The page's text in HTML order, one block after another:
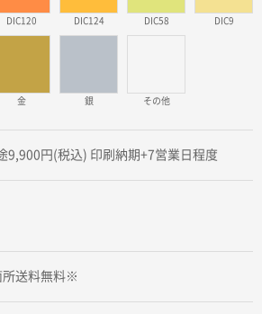
DIC120 DIC124 DIC58 DIC9
金 銀 その他
9,900円(税込) 印刷納期+7営業日程度
所送料無料※